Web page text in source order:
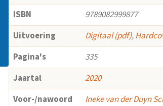
ISBN
9789082999877
Uitvoering
Digitaal (pdf),
Pagina's
335
Jaartal
2020
Voor-/nawoord
Ineke van der Duyn